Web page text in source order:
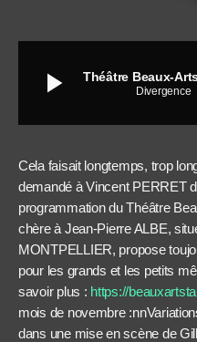
play_arrow Théâtre Beaux-
Divergence
Cela faisait longtemps, trop
demandé à Vincent PERRET
programmation du Théâtre
chère à Jean-Pierre ALBE,
MONTPELLIER, propose
pour les grands et les petits
savoir plus : https://
mois de novembre
dans une mise en scène de